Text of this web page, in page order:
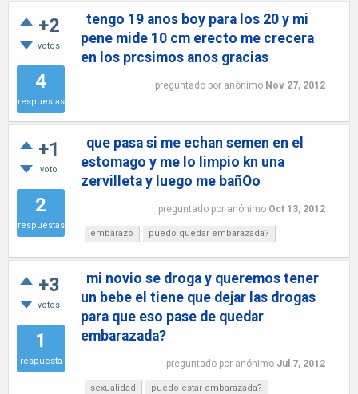
+2
votos
4
respuestas
tengo 19 anos boy para los 20 y mi
pene mide 10 cm erecto me crecera
en los prcsimos anos gracias
preguntado por anónimo Nov 27, 2012
+1
voto
2
respuestas
que pasa si me echan semen en el
estomago y me lo limpio kn una
zervilleta y luego me bañOo
preguntado por anónimo Oct 13, 2012
embarazo puedo quedar embarazada?
+3
votos
1
respuesta
mi novio se droga y queremos tener
un bebe el tiene que dejar las drogas
para que eso pase de quedar
embarazada?
preguntado por anónimo Jul 7, 2012
sexualidad
puedo estar embarazada?